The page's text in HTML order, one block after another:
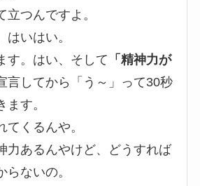
立つんですよ。
はいはい。
す。はい、そして 「精神力が
言してから「う～」って30秒
ます。
くるんや。
力あるんやけど、どうすれば
らないの。